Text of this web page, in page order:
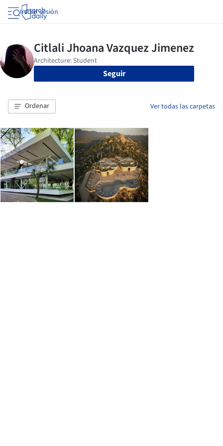
Iniciar sesión
Seguir
Ordenar Ver todas las carpetas